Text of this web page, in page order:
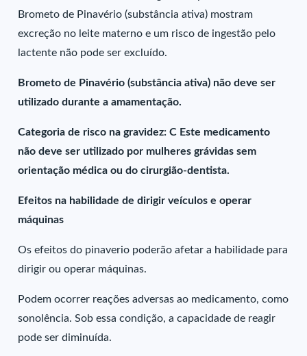
Brometo de Pinavério (substância ativa) mostram
excreção no leite materno e um risco de ingestão pelo
lactente não pode ser excluído.
Brometo de Pinavério (substância ativa) não deve ser
utilizado durante a amamentação.
Categoria de risco na gravidez: C Este medicamento
não deve ser utilizado por mulheres grávidas sem
orientação médica ou do cirurgião-dentista.
Efeitos na habilidade de dirigir veículos e operar
máquinas
Os efeitos do pinaverio poderão afetar a habilidade para
dirigir ou operar máquinas.
Podem ocorrer reações adversas ao medicamento, como
sonolência. Sob essa condição, a capacidade de reagir
pode ser diminuída.